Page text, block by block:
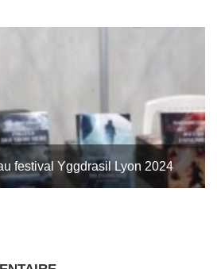
festival Yggdrasil Lyon 2024